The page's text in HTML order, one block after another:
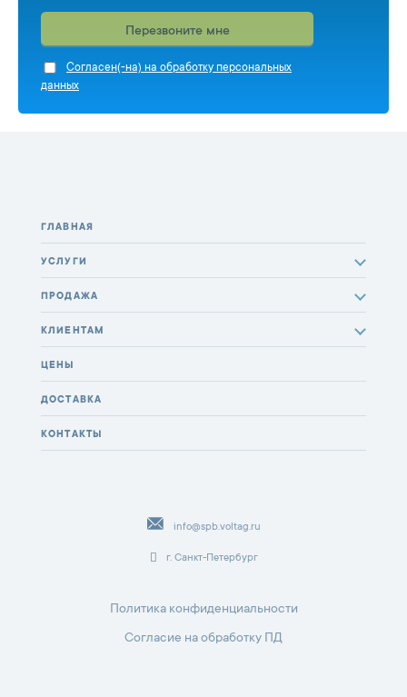
Перезвоните мне
Cогласен(-на) на обработку персональных
данных
ГЛАВНАЯ
УСЛУГИ
ПРОДАЖА
КЛИЕНТАМ
ЦЕНЫ
ДОСТАВКА
КОНТАКТЫ
info@spb.voltag.ru
г. Санкт-Петербург
Политика конфиденциальности
Согласие на обработку ПД